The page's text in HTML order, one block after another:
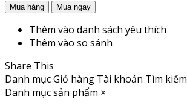
Thêm vào danh sách yêu thích
Thêm vào so sánh
Share This
Danh mụcGiỏ hàng Tài khoản Tìm kiếm
Danh mục sản phẩm ×